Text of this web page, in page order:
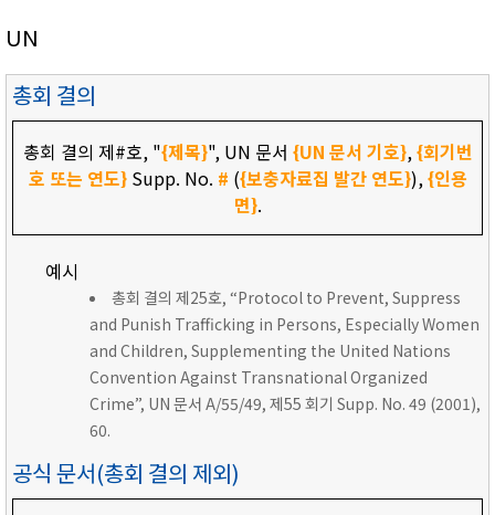
UN
총회 결의
총회 결의 제#호, "{제목}", UN 문서 {UN 문서 기호},{회기번
호 또는 연도}Supp. No. # ({보충자료집 발간 연도}),{인용
면}.
예시
총회 결의 제25호, “Protocol to Prevent, Suppress
and Punish Trafficking in Persons, Especially Women
and Children, Supplementing the United Nations
Convention Against Transnational Organized
Crime”, UN 문서 A/55/49, 제55 회기 Supp. No. 49 (2001),
60.
공식 문서(총회 결의 제외)